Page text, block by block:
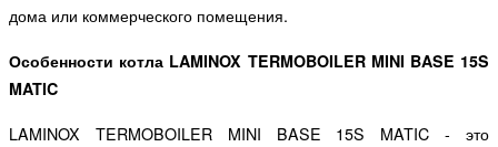
дома или коммерческого помещения.
Особенности котла LAMINOX TERMOBOILER MINI BASE 15S
MATIC
LAMINOX TERMOBOILER MINI BASE 15S MATIC - это